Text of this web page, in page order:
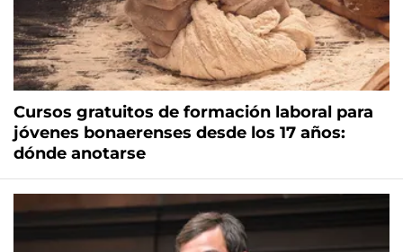
Cursos gratuitos de formación laboral para
jóvenes bonaerenses desde los 17 años:
dónde anotarse